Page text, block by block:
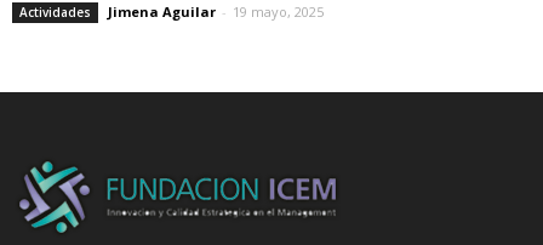
Actividades Jimena Aguilar - 19 mayo, 2025